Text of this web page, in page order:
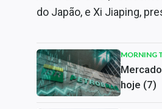
do Japão, e Xi Jiaping,
MORNING
hoje (7)